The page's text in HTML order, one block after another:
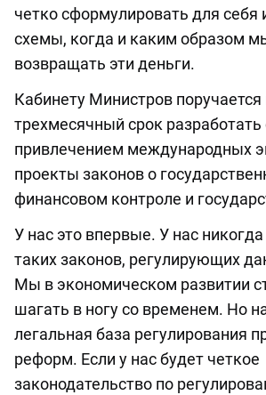
четко сформулировать для себя
схемы, когда и каким образом
возвращать эти деньги.
Кабинету Министров поручается
трехмесячный срок разработать
привлечением международных
проекты законов о
финансовом контроле и
У нас это впервые. У нас
таких законов, регулирующих
Мы в экономическом развитии
шагать в ногу со временем. Но
легальная база регулирования
реформ. Если у нас будет четкое
законодательство по